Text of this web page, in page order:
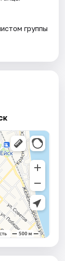
группы